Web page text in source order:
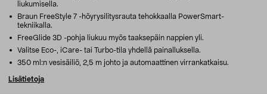
liukumisella.
Braun FreeStyle 7 -höyrysilitysrauta tehokkaalla PowerSmart-
tekniikalla.
FreeGlide 3D -pohja liukuu myös taaksepäin nappien yli.
Valitse Eco-, iCare- tai Turbo-tila yhdellä painalluksella.
350 ml:n vesisäiliö, 2,5 m johto ja automaattinen virrankatkaisu.
Lisätietoja